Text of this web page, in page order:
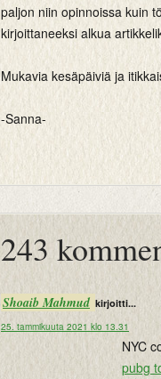
paljon niin opinnoissa kuin
kirjoittaneeksi alkua
Mukavia kesäpäiviä ja
-Sanna-
243
Shoaib Mahmud kirjoitti...
25. tammikuuta 2021 klo 13.31
NYC
pubg